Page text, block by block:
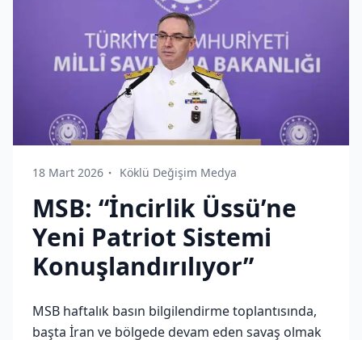
18 Mart 2026 Köklü Değişim Medya
MSB: “İncirlik Üssü’ne
Yeni Patriot Sistemi
Konuşlandırılıyor”
MSB haftalık basın bilgilendirme toplantısında,
başta İran ve bölgede devam eden savaş olmak